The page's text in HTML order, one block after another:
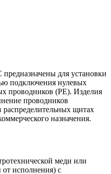
для установки
подключения нулевых
проводников (PE). Изделия
проводников
распределительных щитах
назначения.
меди или
исполнения) с